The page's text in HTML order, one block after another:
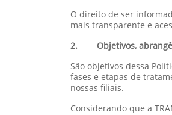
O direito de ser
mais transparente e
2. Objetivos,
São objetivos dessa
fases e etapas de
nossas filiais.
Considerando que a